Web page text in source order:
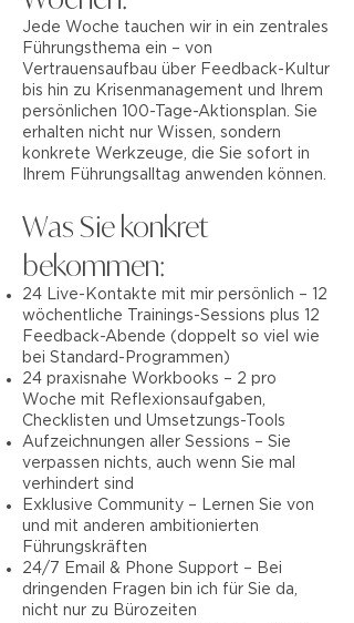
Jede Woche tauchen wir in ein zentrales
Führungsthema ein – von
Vertrauensaufbau über Feedback-Kultur
bis hin zu Krisenmanagement und Ihrem
persönlichen 100-Tage-Aktionsplan. Sie
erhalten nicht nur Wissen, sondern
konkrete Werkzeuge, die Sie sofort in
Ihrem Führungsalltag anwenden können.
Was Sie konkret
bekommen:
24 Live-Kontakte mit mir persönlich – 12
wöchentliche Trainings-Sessions plus 12
Feedback-Abende (doppelt so viel wie
bei Standard-Programmen)
24 praxisnahe Workbooks – 2 pro
Woche mit Reflexionsaufgaben,
Checklisten und Umsetzungs-Tools
Aufzeichnungen aller Sessions – Sie
verpassen nichts, auch wenn Sie mal
verhindert sind
Exklusive Community – Lernen Sie von
und mit anderen ambitionierten
Führungskräften
24/7 Email & Phone Support – Bei
dringenden Fragen bin ich für Sie da,
nicht nur zu Bürozeiten